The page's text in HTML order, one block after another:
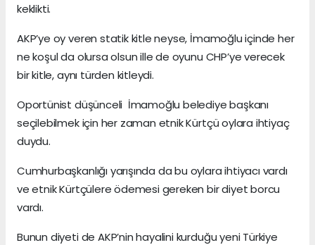
keklikti.
AKP’ye oy veren statik kitle neyse, İmamoğlu içinde her
ne koşul da olursa olsun ille de oyunu CHP’ye verecek
bir kitle, aynı türden kitleydi.
Oportünist düşünceli İmamoğlu belediye başkanı
seçilebilmek için her zaman etnik Kürtçü oylara ihtiyaç
duydu.
Cumhurbaşkanlığı yarışında da bu oylara ihtiyacı vardı
ve etnik Kürtçülere ödemesi gereken bir diyet borcu
vardı.
Bunun diyeti de AKP’nin hayalini kurduğu yeni Türkiye